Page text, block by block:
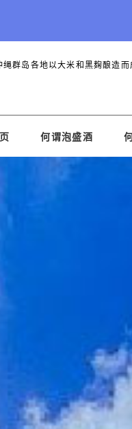
群岛各地以大米和黑麹酿造而
何谓泡盛酒